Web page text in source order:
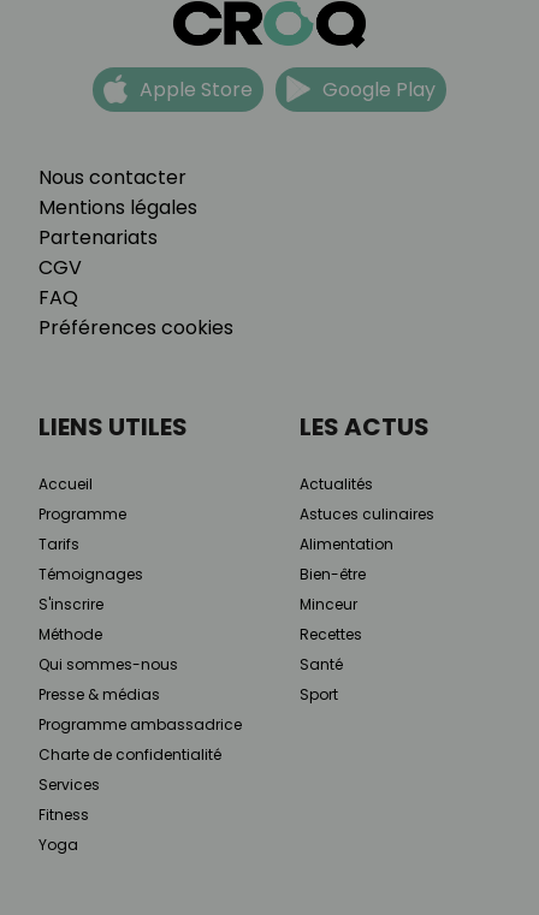
Nous contacter
Mentions légales
Partenariats
CGV
FAQ
Préférences cookies
Apple Store Google Play
LIENS UTILES
Accueil
Programme
Tarifs
Témoignages
S'inscrire
Méthode
Qui sommes-nous
Presse & médias
Programme ambassadrice
Charte de confidentialité
Services
Fitness
Yoga
LES ACTUS
Actualités
Astuces culinaires
Alimentation
Bien-être
Minceur
Recettes
Santé
Sport